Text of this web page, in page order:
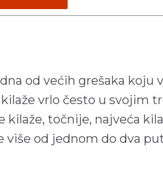
od većih grešaka koju
vrlo često u svojim
kilaže, točnije, najveća
od jednom do dva